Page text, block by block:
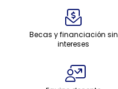
Becas y financiación sin
intereses